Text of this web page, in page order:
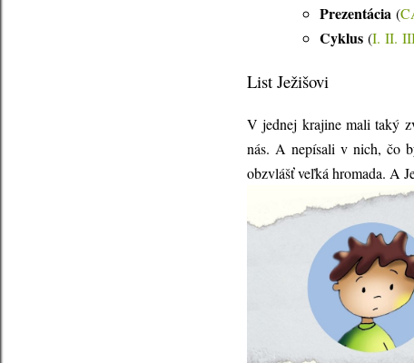
Prezentácia (
Cyklus (I. II.
List Ježišovi
V jednej krajine mali taký
nás. A nepísali v nich, čo
obzvlášť veľká hromada. A